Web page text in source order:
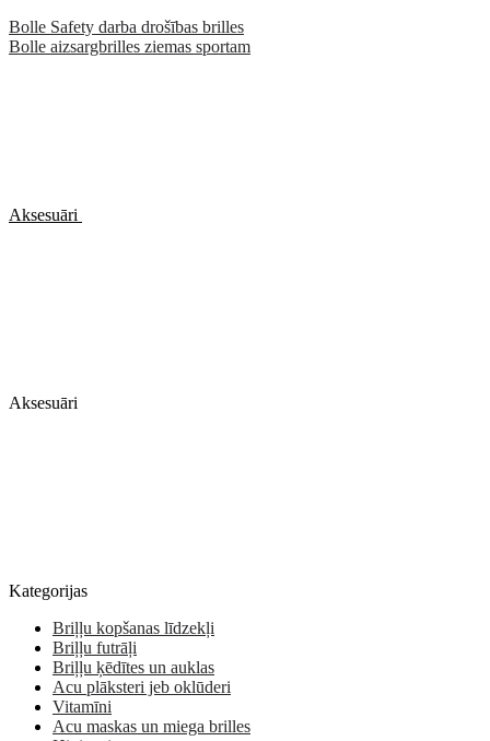
Bolle Safety darba drošības brilles
Bolle aizsargbrilles ziemas sportam
Aksesuāri
Aksesuāri
Kategorijas
Briļļu kopšanas līdzekļi
Briļļu futrāļi
Briļļu ķēdītes un auklas
Acu plāksteri jeb oklūderi
Vitamīni
Acu maskas un miega brilles